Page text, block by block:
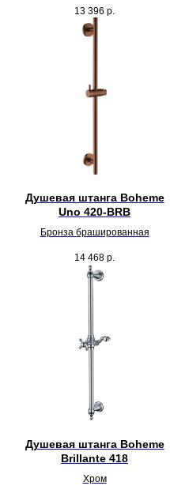
13 396 р.
Душевая штанга Boheme
Uno 420-BRB
Бронза брашированная
14 468 р.
Душевая штанга Boheme
Brillante 418
Хром